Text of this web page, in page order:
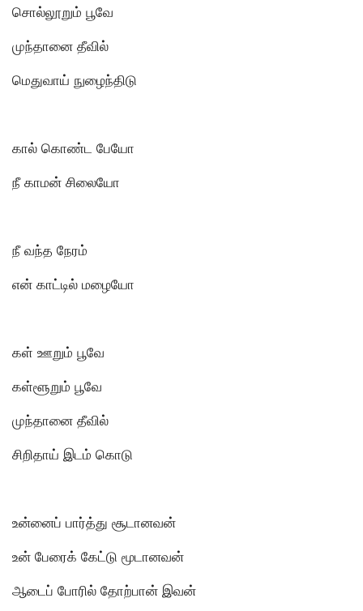
சொல்லூறும் பூவே
முந்தானை தீவில்
மெதுவாய் நுழைந்திடு
கால் கொண்ட பேயோ
நீ காமன் சிலையோ
நீ வந்த நேரம்
என் காட்டில் மழையோ
கள் ஊறும் பூவே
கள்ளூறும் பூவே
முந்தானை தீவில்
சிறிதாய் இடம் கொடு
உன்னைப் பார்த்து சூடானவன்
உன் பேரைக் கேட்டு மூடானவன்
ஆடைப் போரில் தோற்பான் இவன்